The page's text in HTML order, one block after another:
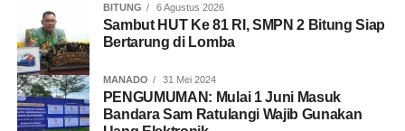
BITUNG 6 Agustus 2026
Sambut HUT Ke 81 RI, SMPN 2 Bitung Siap
Bertarung di Lomba
MANADO 31 Mei 2024
PENGUMUMAN: Mulai 1 Juni Masuk
Bandara Sam Ratulangi Wajib Gunakan